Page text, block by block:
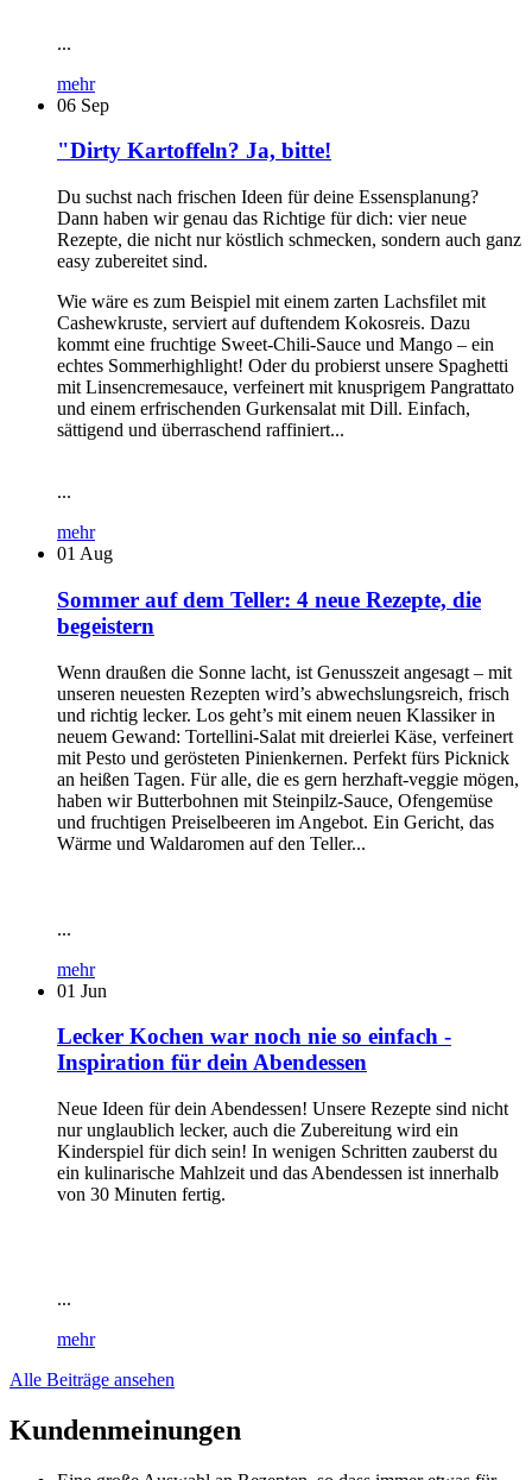
...
mehr
06 Sep
"Dirty Kartoffeln? Ja, bitte!
Du suchst nach frischen Ideen für deine Essensplanung?
Dann haben wir genau das Richtige für dich: vier neue
Rezepte, die nicht nur köstlich schmecken, sondern auch ganz
easy zubereitet sind.
Wie wäre es zum Beispiel mit einem zarten Lachsfilet mit
Cashewkruste, serviert auf duftendem Kokosreis. Dazu
kommt eine fruchtige Sweet-Chili-Sauce und Mango – ein
echtes Sommerhighlight! Oder du probierst unsere Spaghetti
mit Linsencremesauce, verfeinert mit knusprigem Pangrattato
und einem erfrischenden Gurkensalat mit Dill. Einfach,
sättigend und überraschend raffiniert...
...
mehr
01 Aug
Sommer auf dem Teller: 4 neue Rezepte, die
begeistern
Wenn draußen die Sonne lacht, ist Genusszeit angesagt – mit
unseren neuesten Rezepten wird’s abwechslungsreich, frisch
und richtig lecker. Los geht’s mit einem neuen Klassiker in
neuem Gewand: Tortellini-Salat mit dreierlei Käse, verfeinert
mit Pesto und gerösteten Pinienkernen. Perfekt fürs Picknick
an heißen Tagen. Für alle, die es gern herzhaft-veggie mögen,
haben wir Butterbohnen mit Steinpilz-Sauce, Ofengemüse
und fruchtigen Preiselbeeren im Angebot. Ein Gericht, das
Wärme und Waldaromen auf den Teller...
...
mehr
01 Jun
Lecker Kochen war noch nie so einfach -
Inspiration für dein Abendessen
Neue Ideen für dein Abendessen! Unsere Rezepte sind nicht
nur unglaublich lecker, auch die Zubereitung wird ein
Kinderspiel für dich sein! In wenigen Schritten zauberst du
ein kulinarische Mahlzeit und das Abendessen ist innerhalb
von 30 Minuten fertig.
...
mehr
Alle Beiträge ansehen
Kundenmeinungen